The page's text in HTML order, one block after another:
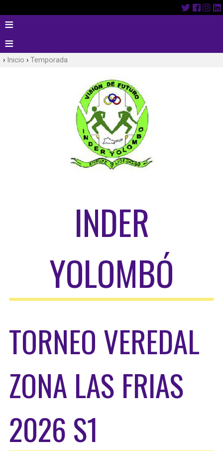
Inicio Temporada
INDER
YOLOMBÓ
TORNEO VEREDAL
ZONA LAS FRIAS
2026 S1